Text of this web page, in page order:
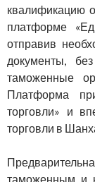
квалификацию
платформе
отправив
документы,
таможенные
Платформа
торговли» и
торговли в
таможенным и